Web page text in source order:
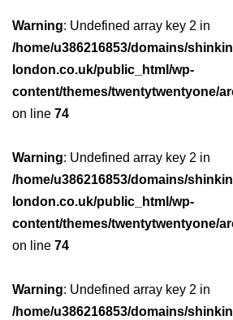
Warning: Undefined array key 2 in
/home/u386216853/domains/
london.co.uk/public_html/wp-
content/themes/twentytwentyone/
on line 74
Warning: Undefined array key 2 in
/home/u386216853/domains/
london.co.uk/public_html/wp-
content/themes/twentytwentyone/
on line 74
Warning: Undefined array key 2 in
/home/u386216853/domains/